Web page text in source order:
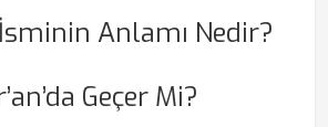
Anlamı Nedir?
Geçer Mi?